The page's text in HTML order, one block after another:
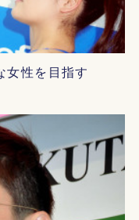
女性を目指す